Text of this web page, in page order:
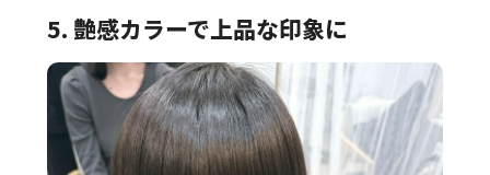
5. 艶感カラーで上品な印象に